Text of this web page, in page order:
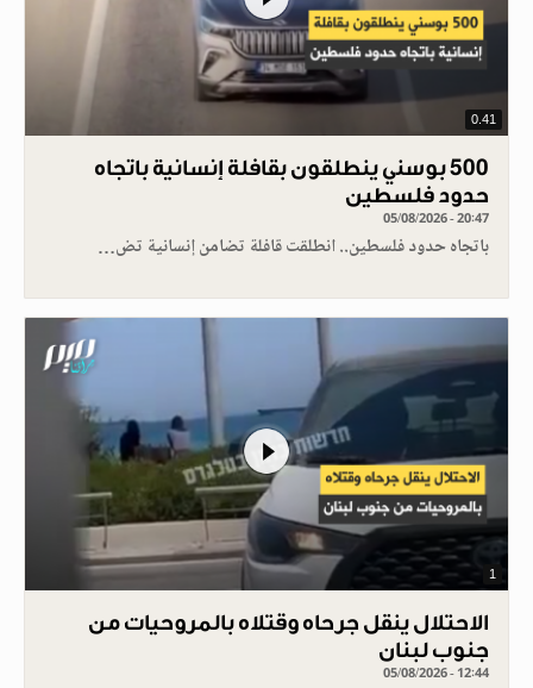
0.41
500 بوسني ينطلقون بقافلة إنسانية باتجاه
حدود فلسطين
05/08/2026 - 20:47
باتجاه حدود فلسطين.. انطلقت قافلة تضامن إنسانية تض…
1
الاحتلال ينقل جرحاه وقتلاه بالمروحيات من
جنوب لبنان
05/08/2026 - 12:44